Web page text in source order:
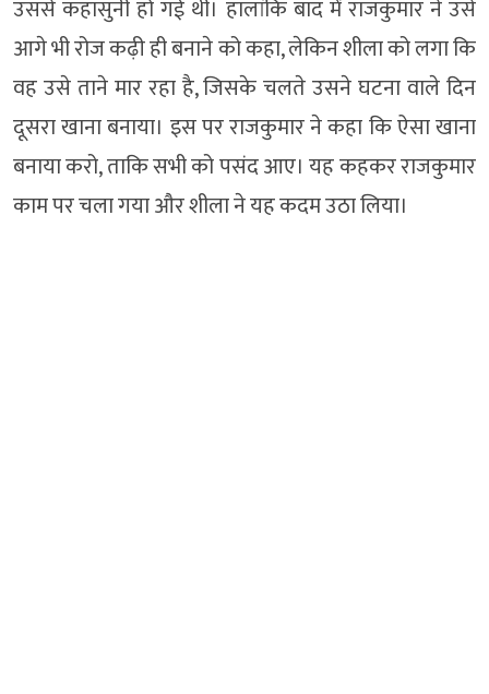
उससे कहासुनी हो गई थी। हालांकि बाद में राजकुमार ने उसे
आगे भी रोज कढ़ी ही बनाने को कहा, लेकिन शीला को लगा कि
वह उसे ताने मार रहा है, जिसके चलते उसने घटना वाले दिन
दूसरा खाना बनाया। इस पर राजकुमार ने कहा कि ऐसा खाना
बनाया करो, ताकि सभी को पसंद आए। यह कहकर राजकुमार
काम पर चला गया और शीला ने यह कदम उठा लिया।